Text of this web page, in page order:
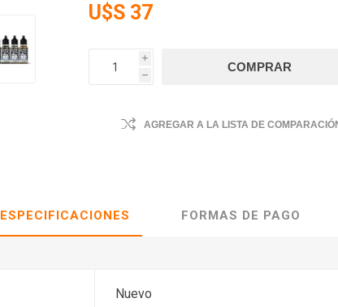
U$S 37
i
h
AGREGAR A LA LISTA DE
ESPECIFICACIONES FORMAS DE PAGO
Nuevo